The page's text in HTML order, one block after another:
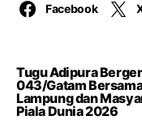
Facebook
Tugu Adipura
043/Gatam
Lampung dan
Piala Dunia 2026